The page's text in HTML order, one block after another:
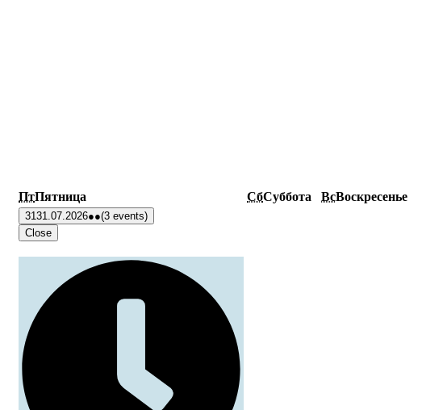
ПтПятница СбСуббота ВсВоскресенье
3131.07.2026●●(3 events)
Close